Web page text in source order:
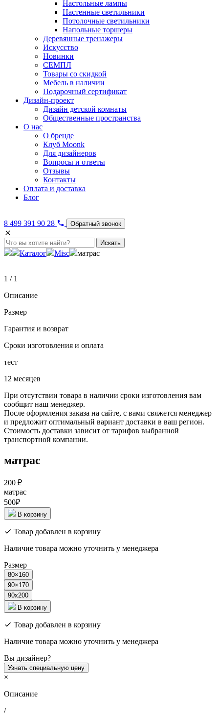
Настольные лампы
Настенные светильники
Потолочные светильники
Напольные торшеры
Деревянные тренажеры
Искусство
Новинки
СЕМПЛ
Товары со скидкой
Мебель в наличии
Подарочный сертификат
Дизайн-проект
Дизайн детской комнаты
Общественные пространства
О нас
О бренде
Клуб Moonk
Для дизайнеров
Вопросы и ответы
Отзывы
Контакты
Оплата и доставка
Блог
8 499 391 90 28 Обратный звонок
Искать
Каталог Misc матрас
1 / 1
Описание
Размер
Гарантия и возврат
Сроки изготовления и оплата
тест
12 месяцев
При отсутствии товара в наличии сроки изготовления вам
сообщит наш менеджер.
После оформления заказа на сайте, с вами свяжется менеджер
и предложит оптимальный вариант доставки в ваш регион.
Стоимость доставки зависит от тарифов выбранной
транспортной компании.
матрас
200 ₽
матрас
500₽
В корзину
Товар добавлен в корзину
Наличие товара можно уточнить у менеджера
Размер
80×160
90×170
90x200
В корзину
Товар добавлен в корзину
Наличие товара можно уточнить у менеджера
Вы дизайнер?
Узнать специальную цену
×
Описание
/